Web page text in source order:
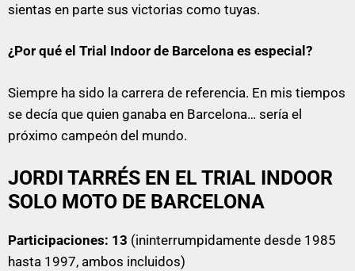
sientas en parte sus victorias como tuyas.
¿Por qué el Trial Indoor de Barcelona es especial?
Siempre ha sido la carrera de referencia. En mis tiempos
se decía que quien ganaba en Barcelona… sería el
próximo campeón del mundo.
JORDI TARRÉS EN EL TRIAL INDOOR
SOLO MOTO DE BARCELONA
Participaciones: 13 (ininterrumpidamente desde 1985
hasta 1997, ambos incluidos)